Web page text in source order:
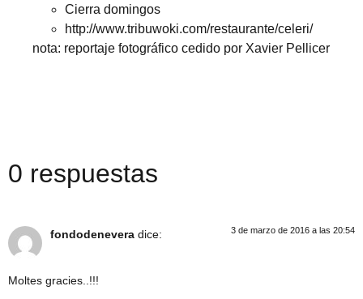
Cierra domingos
http://www.tribuwoki.com/restaurante/celeri/
nota: reportaje fotográfico cedido por Xavier Pellicer
0 respuestas
fondodenevera dice: 3 de marzo de 2016 a las 20:54
Moltes gracies..!!!